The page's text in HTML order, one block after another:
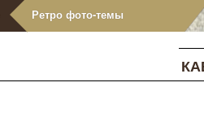
Ретро фото-темы